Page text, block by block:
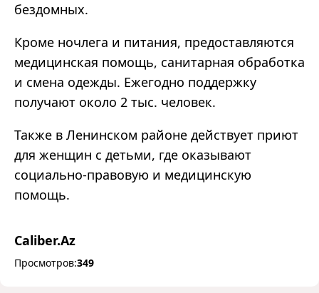
бездомных.
Кроме ночлега и питания, предоставляются
медицинская помощь, санитарная обработка
и смена одежды. Ежегодно поддержку
получают около 2 тыс. человек.
Также в Ленинском районе действует приют
для женщин с детьми, где оказывают
социально-правовую и медицинскую
помощь.
Caliber.Az
Просмотров:349